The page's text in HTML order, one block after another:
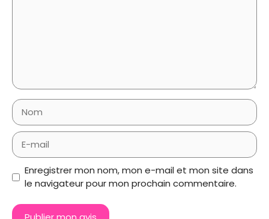
Nom
E-
mail
Enregistrer mon nom, mon e-mail et mon site dans
le navigateur pour mon prochain commentaire.